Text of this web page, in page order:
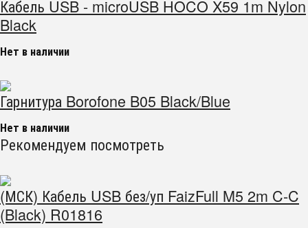
Кабель USB - microUSB HOCO X59 1m Nylon
Black
Нет в наличии
Гарнитура Borofone B05 Black/Blue
Нет в наличии
Рекомендуем посмотреть
(МСК) Кабель USB без/уп FaizFull M5 2m C-C
(Black) R01816